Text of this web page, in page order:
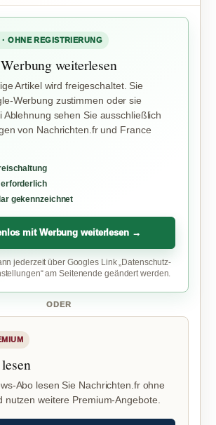
OHNE REGISTRIERUNG
weiterlesen
Artikel wird freigeschaltet. Sie
Werbung zustimmen oder sie
Ablehnung sehen Sie ausschließlich
von Nachrichten.fr und France
erforderlich
gekennzeichnet
mit Werbung weiterlesen →
jederzeit über Googles Link „Datenschutz-
am Seitenende geändert werden.
ODER
Abo lesen Sie Nachrichten.fr ohne
nutzen weitere Premium-Angebote.